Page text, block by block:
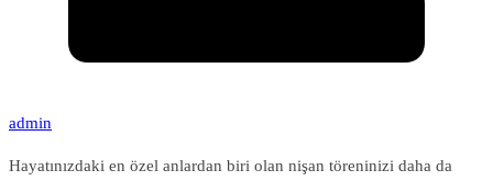
admin
Hayatınızdaki en özel anlardan biri olan nişan töreninizi daha da